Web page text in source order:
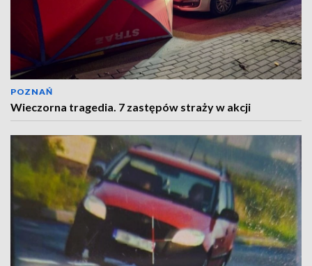
POZNAŃ
Wieczorna tragedia. 7 zastępów straży w akcji